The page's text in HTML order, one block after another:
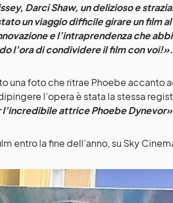
Darci Shaw, un delizioso e
un viaggio difficile girare un film
e l’intraprendenza che
l’ora di condividere il film con voi!».
una foto che ritrae Phoebe accanto
l’opera è stata la stessa
attrice Phoebe
entro la fine dell’anno, su Sky